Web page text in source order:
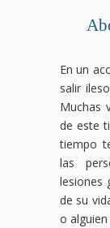
te
En un
salir
Muchas
de este
tiempo
las
lesiones
de su
o